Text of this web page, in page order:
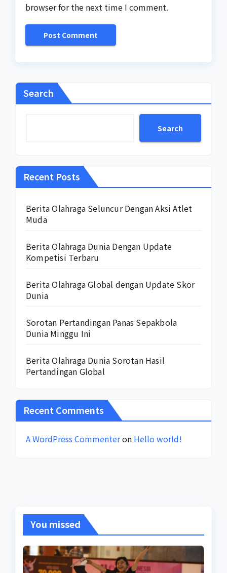
browser for the next time I comment.
Search
Search
Recent Posts
Berita Olahraga Seluncur Dengan Aksi Atlet
Muda
Berita Olahraga Dunia Dengan Update
Kompetisi Terbaru
Berita Olahraga Global dengan Update Skor
Dunia
Sorotan Pertandingan Panas Sepakbola
Dunia Minggu Ini
Berita Olahraga Dunia Sorotan Hasil
Pertandingan Global
Recent Comments
A WordPress Commenteron Hello world!
You missed